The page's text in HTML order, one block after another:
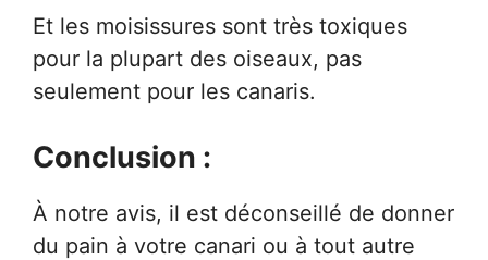
Et les moisissures sont très toxiques
pour la plupart des oiseaux, pas
seulement pour les canaris.
Conclusion :
À notre avis, il est déconseillé de donner
du pain à votre canari ou à tout autre